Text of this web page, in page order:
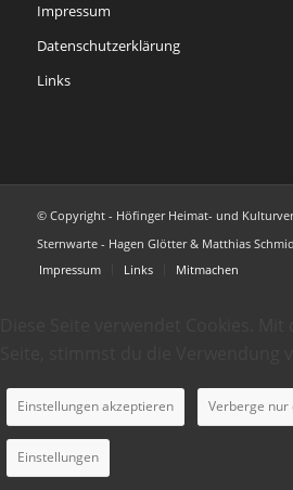
Impressum
Datenschutzerklärung
Links
© Copyright - Höfinger Heimat- und
Sternwarte - Hagen Glötter & Matthias
Impressum
Links Mitmachen
Einstellungen akzeptieren Verberge nur
Einstellungen